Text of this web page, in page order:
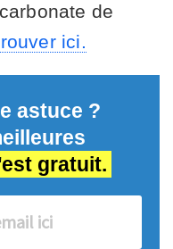
de
ici.
astuce ?
gratuit.